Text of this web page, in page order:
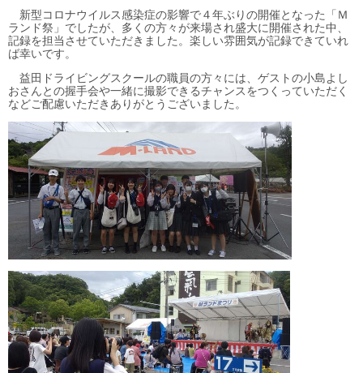
新型コロナウイルス感染症の影響で４年ぶりの開催となった「Ｍ
ランド祭」でしたが、多くの方々が来場され盛大に開催された中、
記録を担当させていただきました。楽しい雰囲気が記録できていれ
ば幸いです。
益田ドライビングスクールの職員の方々には、ゲストの小島よし
おさんとの握手会や一緒に撮影できるチャンスをつくっていただく
などご配慮いただきありがとうございました。